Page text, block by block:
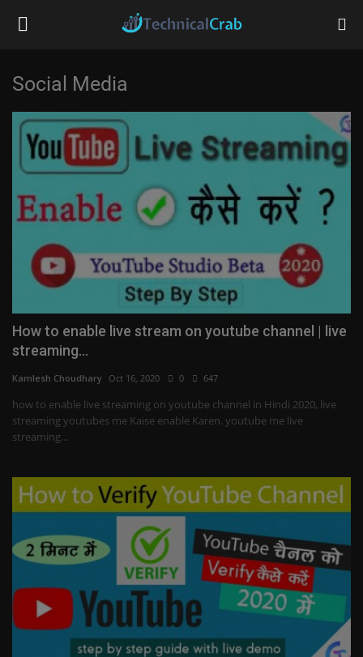
Home
Technology
Banking
Social Media
Questions
Social Media
How to enable live stream on youtube channel | live
streaming...
Kamlesh Choudhary Oct 16, 2020 0 647
how to enable live streaming on youtube channel in Hindi 2020, live
streaming youtubes me Kaise enable Karen. youtube me live
streaming...